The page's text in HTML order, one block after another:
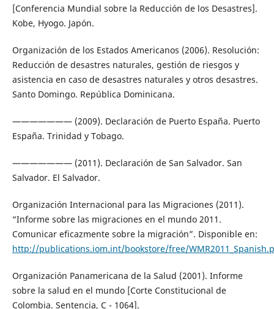
[Conferencia Mundial sobre la Reducción de los Desastres].
Kobe, Hyogo. Japón.
Organización de los Estados Americanos (2006). Resolución:
Reducción de desastres naturales, gestión de riesgos y
asistencia en caso de desastres naturales y otros desastres.
Santo Domingo. República Dominicana.
——————— (2009). Declaración de Puerto España. Puerto
España. Trinidad y Tobago.
——————— (2011). Declaración de San Salvador. San
Salvador. El Salvador.
Organización Internacional para las Migraciones (2011).
“Informe sobre las migraciones en el mundo 2011.
Comunicar eficazmente sobre la migración”. Disponible en:
http://publications.iom.int/bookstore/free/
Organización Panamericana de la Salud (2001). Informe
sobre la salud en el mundo [Corte Constitucional de
Colombia. Sentencia, C - 1064].